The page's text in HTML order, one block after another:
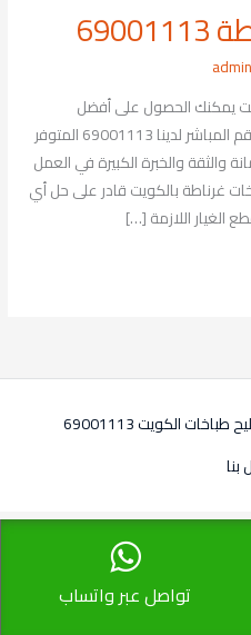
admin
يمكنك الحصول على أفضل
الخدمات السريعة والفنية من خلال الرقم المباشر لدينا 69001113 المتوفر
والثقة والخبرة الكبيرة في العمل
غرناطة بالكويت قادر على حل أي
الغيار اللازمة […]
طباخات الكويت 69001113
بنا
تواصل عبر واتساب